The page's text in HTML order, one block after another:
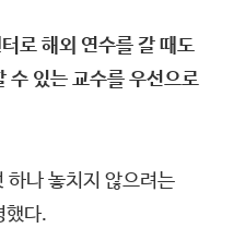
로 해외 연수를 갈 때도
수 있는 교수를 우선으로
하나 놓치지 않으려는
했다.